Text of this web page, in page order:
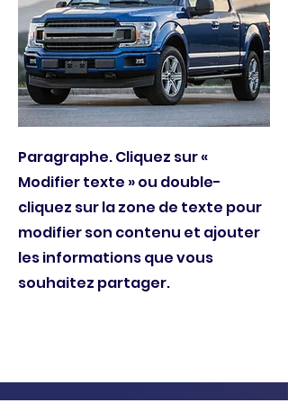
Paragraphe. Cliquez sur «
Modifier texte » ou double-
cliquez sur la zone de texte pour
modifier son contenu et ajouter
les informations que vous
souhaitez partager.